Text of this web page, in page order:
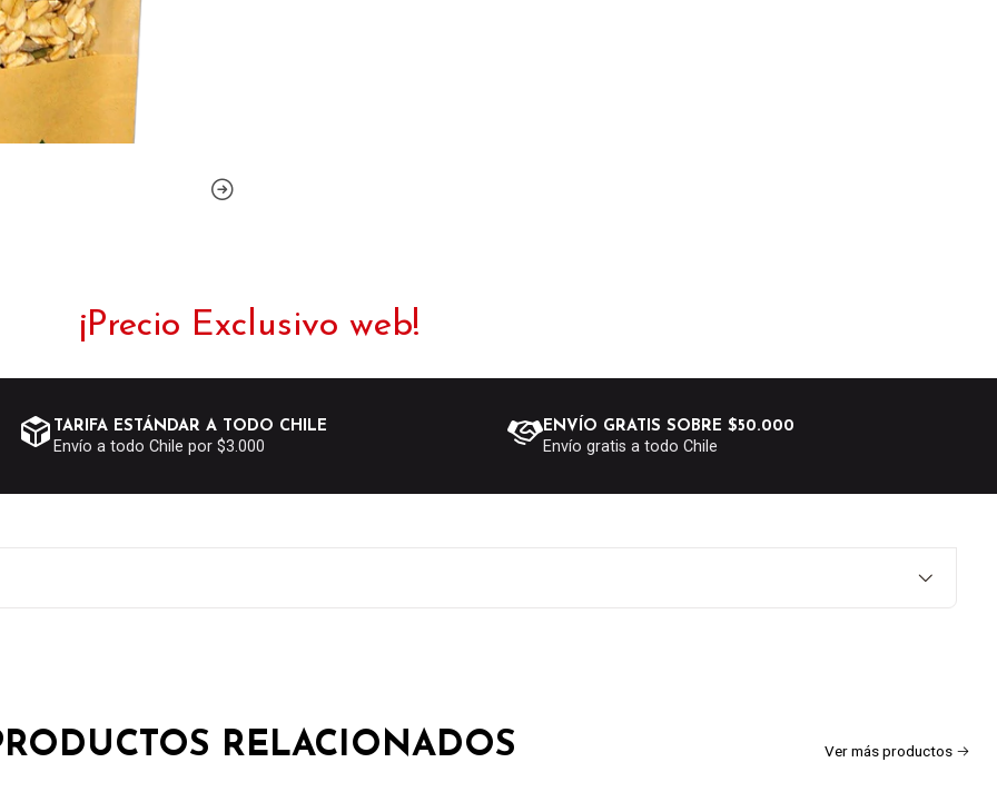
¡Precio Exclusivo web!
TARIFA ESTÁNDAR A TODO CHILE
Envío a todo Chile por $3.000
ENVÍO GRATIS SOBRE $50.000
Envío gratis a todo Chile
RELACIONADOS Ver más productos